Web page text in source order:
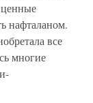
нафталаном.
все
многие